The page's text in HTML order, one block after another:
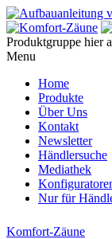
Produktgruppe hier
Menu
Home
Produkte
Über Uns
Kontakt
Newsletter
Händlersuche
Mediathek
Nur für
Komfort-Zäune